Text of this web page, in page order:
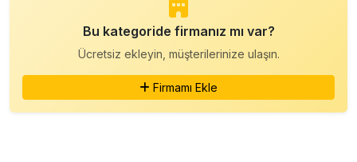
Bu kategoride firmanız mı var?
Ücretsiz ekleyin, müşterilerinize ulaşın.
Firmamı Ekle